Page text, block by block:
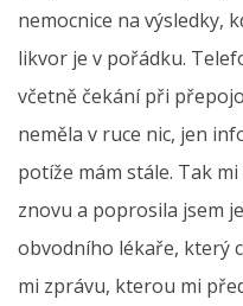
nemocnice na výsledky,
likvor je v pořádku.
včetně čekání při
neměla v ruce nic, jen
potíže mám stále. Tak
znovu a poprosila jsem
obvodního lékaře, který
mi zprávu, kterou mi